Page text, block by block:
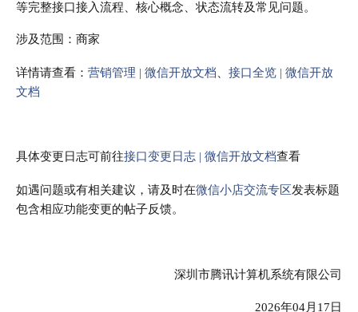
等完整接口接入流程、核心概念、状态流转及常见问题。
涉及范围：商家
详情请查看： 营销管理 | 微信开放文档
接口全览 | 微信开放
文档
具体变更日志可前往接口变更日志 | 微信开放文档查看
如遇问题或有相关建议，请及时在微信小店交流专区发表标题
包含相应功能变更的帖子反馈。
深圳市腾讯计算机系统有限公司
2026年04月17日